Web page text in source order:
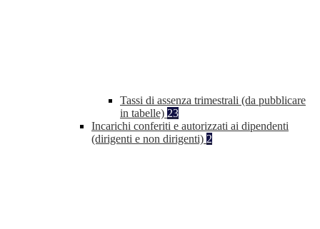
Tassi di assenza trimestrali (da pubblicare
in tabelle) 23
Incarichi conferiti e autorizzati ai dipendenti
(dirigenti e non dirigenti) 2